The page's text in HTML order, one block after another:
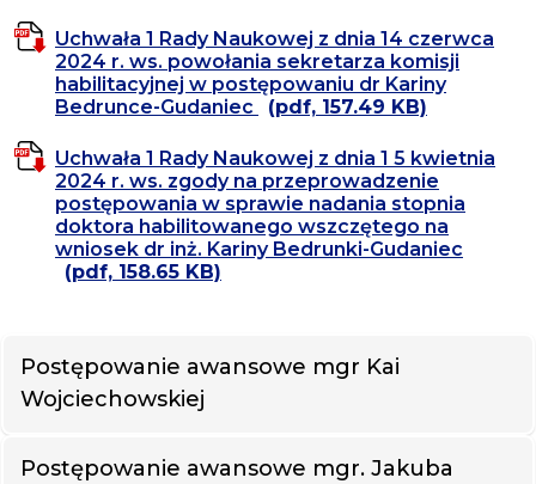
Uchwała 1 Rady Naukowej z dnia 14 czerwca
2024 r. ws. powołania sekretarza komisji
habilitacyjnej w postępowaniu dr Kariny
Bedrunce-Gudaniec
(pdf, 157.49 KB)
Uchwała 1 Rady Naukowej z dnia 1 5 kwietnia
2024 r. ws. zgody na przeprowadzenie
postępowania w sprawie nadania stopnia
doktora habilitowanego wszczętego na
wniosek dr inż. Kariny Bedrunki-Gudaniec
(pdf, 158.65 KB)
Postępowanie awansowe mgr Kai
Wojciechowskiej
Postępowanie awansowe mgr. Jakuba